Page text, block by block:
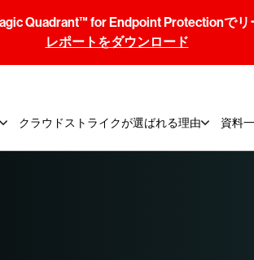
Quadrant™ for Endpoint Protectionでリ
レポートをダウンロード
クラウドストライクが選ばれる理由 資料